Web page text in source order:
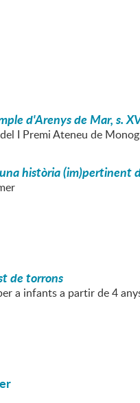
d'Arenys de Mar, s.
I Premi Ateneu de
història (im)pertinent
de torrons
a infants a partir de 4